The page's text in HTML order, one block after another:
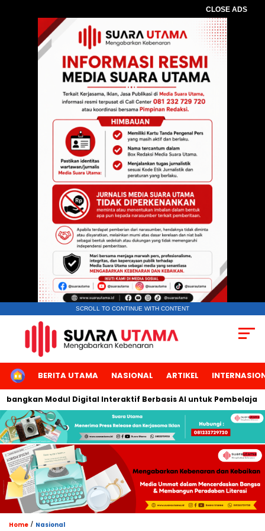
CLOSE ADS
SCROLL TO CONTINUE WITH CONTENT
HOMEBERITA UTAMA NASIONAL ARTIKEL
Modul Digital Interaktif Berbasis AI untuk Pembelajaran
Home / Nasional